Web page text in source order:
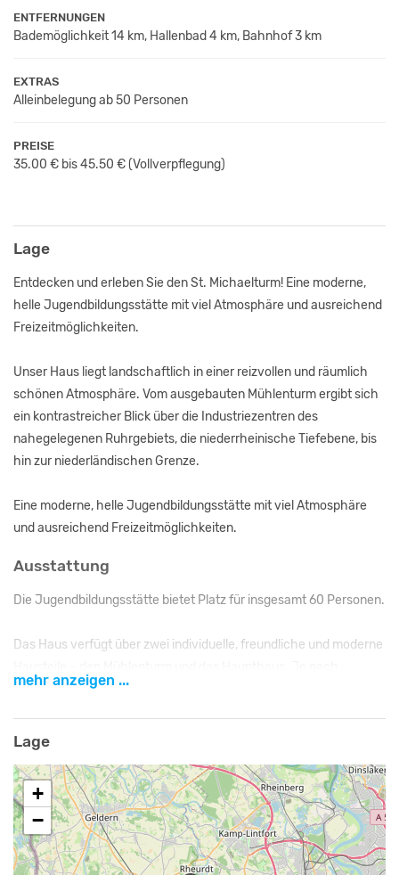
ENTFERNUNGEN
Bademöglichkeit 14 km, Hallenbad 4 km, Bahnhof 3 km
EXTRAS
Alleinbelegung ab 50 Personen
PREISE
35.00 € bis 45.50 €(Vollverpflegung)
Lage
Entdecken und erleben Sie den St. Michaelturm! Eine moderne,
helle Jugendbildungsstätte mit viel Atmosphäre und ausreichend
Freizeitmöglichkeiten.
Unser Haus liegt landschaftlich in einer reizvollen und räumlich
schönen Atmosphäre. Vom ausgebauten Mühlenturm ergibt sich
ein kontrastreicher Blick über die Industriezentren des
nahegelegenen Ruhrgebiets, die niederrheinische Tiefebene, bis
hin zur niederländischen Grenze.
Eine moderne, helle Jugendbildungsstätte mit viel Atmosphäre
und ausreichend Freizeitmöglichkeiten.
Ausstattung
Die Jugendbildungsstätte bietet Platz für insgesamt 60 Personen.
Das Haus verfügt über zwei individuelle, freundliche und moderne
Gruppengröße können diese einzeln oder zusammen gebucht
jeweils zwei Einzelzimmer, die mit einer Gästeinformationsmappe
und einem Erste-Hilfe Kasten ausgestattet sind.
Alle Einzelzimmer sowie der Großteil der Mehrbettzimmer
verfügen über eine eigene Dusche/WC.
mehr anzeigen ...
Lage
+
−